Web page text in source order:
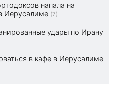
напала на
Иерусалиме (7)
удары по Ирану
в кафе в Иерусалиме